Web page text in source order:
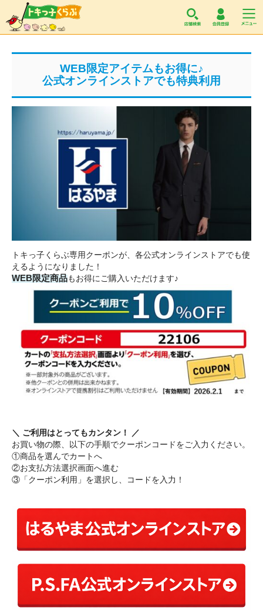
WEB限定アイテムもお得に♪
公式オンラインストアでも特典利用
トキっ子くらぶ専用クーポンが、各公式オンラインストアでも使
えるようになりました！
WEB限定商品もお得にご購入いただけます♪
＼ ご利用はとってもカンタン！ ／
お買い物の際、以下の手順でクーポンコードをご入力ください。
①商品を選んでカートへ
②お支払方法選択画面へ進む
③「クーポン利用」を選択し、コードを入力！